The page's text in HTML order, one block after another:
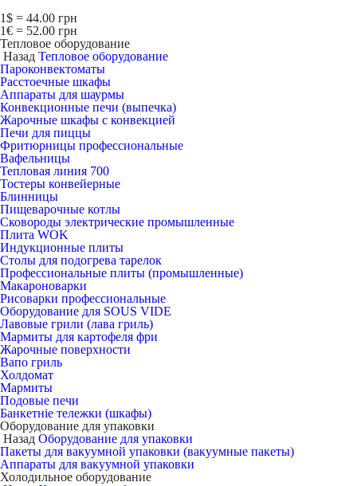
1$ = 44.00 грн
1€ = 52.00 грн
Тепловое оборудование
Назад Тепловое оборудование
Пароконвектоматы
Расcтоечные шкафы
Аппараты для шаурмы
Конвекционные печи (выпечка)
Жарочные шкафы с конвекцией
Печи для пиццы
Фритюрницы профессиональные
Вафельницы
Тепловая линия 700
Тостеры конвейерные
Блинницы
Пищеварочные котлы
Сковороды электрические промышленные
Плита WOK
Индукционные плиты
Столы для подогрева тарелок
Профессиональные плиты (промышленные)
Макароноварки
Рисоварки профессиональные
Оборудование для SOUS VIDE
Лавовые грили (лава гриль)
Мармиты для картофеля фри
Жарочные поверхности
Вапо гриль
Холдомат
Мармиты
Подовые печи
Банкетніе тележки (шкафы)
Оборудование для упаковки
Назад Оборудование для упаковки
Пакеты для вакуумной упаковки (вакуумные пакеты)
Аппараты для вакуумной упаковки
Холодильное оборудование